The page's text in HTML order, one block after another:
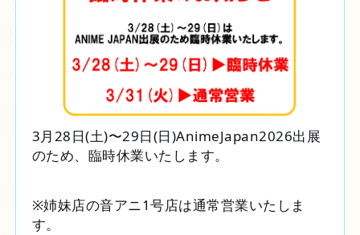
3月28日(土)〜29日(日)AnimeJapan2026出展
のため、臨時休業いたします。
※姉妹店の音アニ1号店は通常営業いたしま
す。